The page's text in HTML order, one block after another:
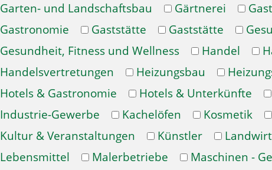
Garten- und Landschaftsbau
Gärtnerei
Gastronomie
Gaststätte Gaststätte
Gesundheit, Fitness und Wellness
Handel
Handelsvertretungen
Heizungsbau
Hotels & Gastronomie
Hotels & Unterkünfte
Industrie-Gewerbe
Kachelöfen Kosmetik
Kultur & Veranstaltungen
Künstler
Lebensmittel
Malerbetriebe
Maschinen -